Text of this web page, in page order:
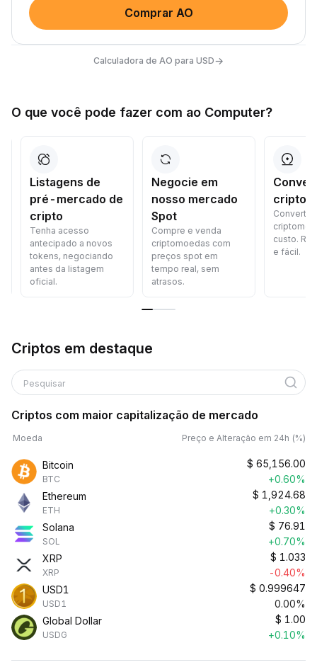
Comprar AO
Calculadora de AO para USD→
O que você pode fazer com ao Computer?
Listagens de
pré-mercado de
cripto
Tenha acesso
antecipado a novos
tokens, negociando
antes da listagem
oficial.
Negocie em
nosso mercado
Spot
Compre e venda
criptomoedas com
preços spot em
tempo real, sem
atrasos.
Converta
custo.
e fácil.
Criptos em destaque
Pesquisar
Criptos com maior capitalização de mercado
Moeda Preço e Alteração em 24h (%)
Bitcoin
BTC
$ 65,156.00
+0.60%
Ethereum
ETH
$ 1,924.68
+0.30%
Solana
SOL
$ 76.91
+0.70%
XRP
XRP
$ 1.033
-0.40%
USD1
USD1
$ 0.999647
0.00%
Global Dollar
USDG
$ 1.00
+0.10%